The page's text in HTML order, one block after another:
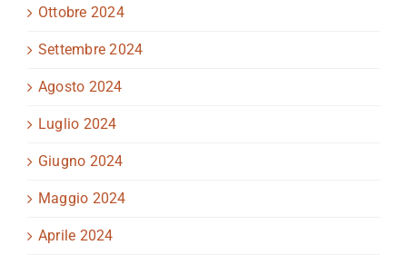
Ottobre 2024
Settembre 2024
Agosto 2024
Luglio 2024
Giugno 2024
Maggio 2024
Aprile 2024